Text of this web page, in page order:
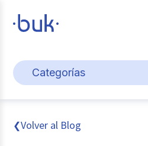
Categorías
Cultura y bienestar
Gestión de personas
❮Volver al Blog